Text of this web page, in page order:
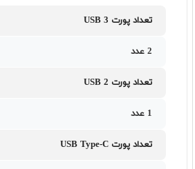
تعداد پورت USB 3
2 عدد
تعداد پورت USB 2
1 عدد
تعداد پورت USB Type-C